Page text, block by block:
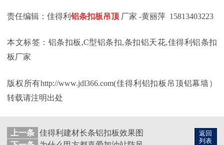
责任编辑：佳得利 铝条扣板吊顶 厂家 -黄丽萍 15813403223
本文标签： 铝条扣板 ,C型铝条扣,条扣铝天花,佳得利铝条扣
板厂家
版权所有http://www.jdl366.com(佳得利铝扣板吊顶铝幕墙）
转载请注明出处
返回
列表
上一条 佳得利建材长条铝扣板效果图